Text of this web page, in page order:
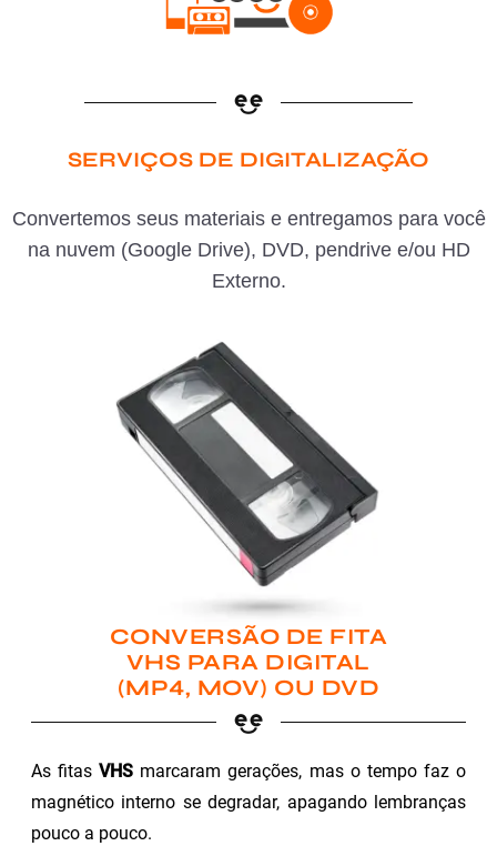
SERVIÇOS DE DIGITALIZAÇÃO
Convertemos seus materiais e entregamos para você
na nuvem (Google Drive), DVD, pendrive e/ou HD
Externo.
CONVERSÃO DE FITA
VHS PARA DIGITAL
(MP4, MOV) OU DVD
As fitasVHS marcaram gerações, mas o tempo faz o
magnético interno se degradar, apagando lembranças
pouco a pouco.